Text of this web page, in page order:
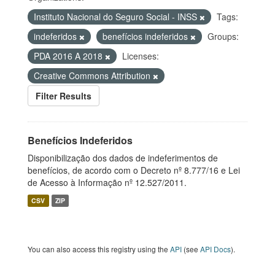
Instituto Nacional do Seguro Social - INSS
Tags:
indeferidos
benefícios indeferidos
Groups:
PDA 2016 A 2018
Licenses:
Creative Commons Attribution
Filter Results
Benefícios Indeferidos
Disponibilização dos dados de indeferimentos de
benefícios, de acordo com o Decreto nº 8.777/16 e Lei
de Acesso à Informação nº 12.527/2011.
CSV ZIP
You can also access this registry using the API (see API Docs).